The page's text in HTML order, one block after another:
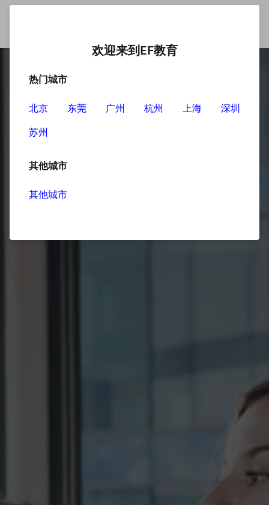
欢迎来到EF教育
热门城市
北京 东莞 广州 杭州 上海
深圳
苏州
其他城市
其他城市